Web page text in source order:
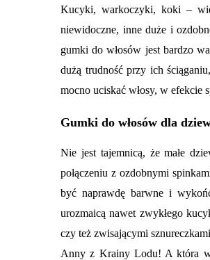
Kucyki, warkoczyki, koki –
niewidoczne, inne duże i
gumki do włosów jest bardzo
dużą trudność przy ich
mocno uciskać włosy, w efekcie
Gumki do włosów dla
Nie jest tajemnicą, że małe
połączeniu z ozdobnymi
być naprawdę barwne i
urozmaicą nawet zwykłego
czy też zwisającymi
Anny z Krainy Lodu! A która